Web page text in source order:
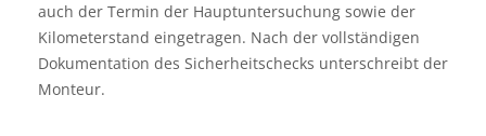
auch der Termin der Hauptuntersuchung sowie der
Kilometerstand eingetragen. Nach der vollständigen
Dokumentation des Sicherheitschecks unterschreibt der
Monteur.